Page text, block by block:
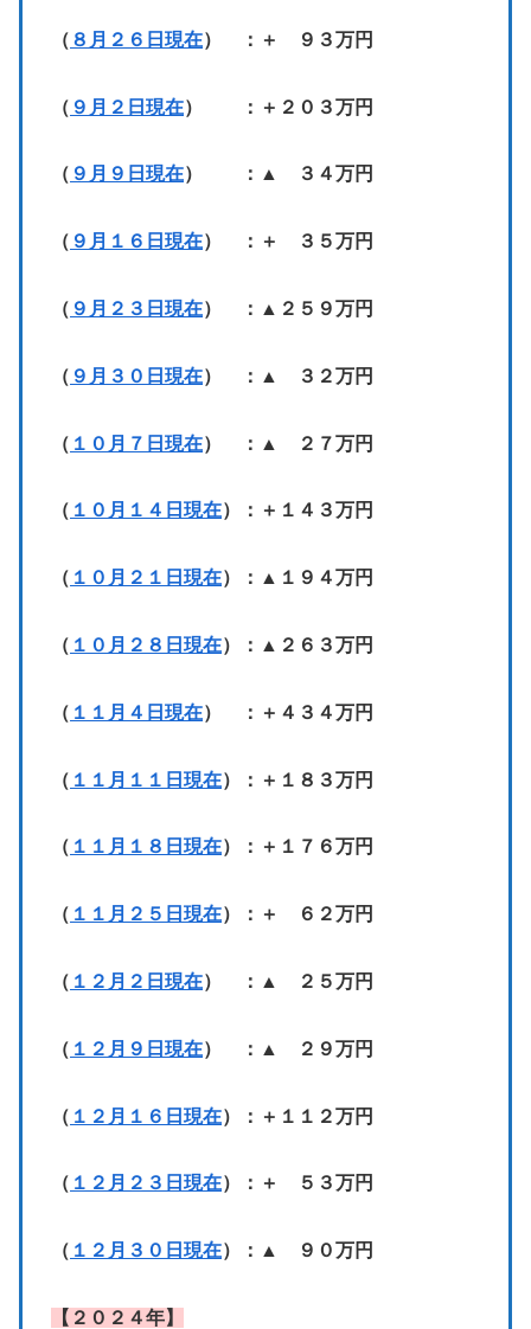
（ ８月２６日現在） ：＋ ９３万円
（ ９月２日現在） ：＋２０３万円
（ ９月９日現在） ：▲ ３４万円
（ ９月１６日現在） ：＋ ３５万円
（ ９月２３日現在） ：▲２５９万円
（ ９月３０日現在） ：▲ ３２万円
（ １０月７日現在） ：▲ ２７万円
（ １０月１４日現在）：＋１４３万円
（ １０月２１日現在）：▲１９４万円
（ １０月２８日現在）：▲２６３万円
（ １１月４日現在） ：＋４３４万円
（ １１月１１日現在）：＋１８３万円
（ １１月１８日現在）：＋１７６万円
（ １１月２５日現在）：＋ ６２万円
（ １２月２日現在） ：▲ ２５万円
（ １２月９日現在） ：▲ ２９万円
（ １２月１６日現在）：＋１１２万円
（ １２月２３日現在）：＋ ５３万円
（ １２月３０日現在）：▲ ９０万円
【２０２４年】